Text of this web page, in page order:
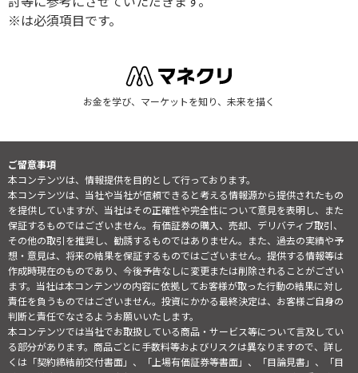
※は必須項目です。
お金を学び、マーケットを知り、未来を描く
ご留意事項
本コンテンツは、情報提供を目的として行っております。
本コンテンツは、当社や当社が信頼できると考える情報源から提供されたもの
を提供していますが、当社はその正確性や完全性について意見を表明し、また
保証するものではございません。有価証券の購入、売却、デリバティブ取引、
その他の取引を推奨し、勧誘するものではありません。また、過去の実績や予
想・意見は、将来の結果を保証するものではございません。提供する情報等は
作成時現在のものであり、今後予告なしに変更または削除されることがござい
ます。当社は本コンテンツの内容に依拠してお客様が取った行動の結果に対し
責任を負うものではございません。投資にかかる最終決定は、お客様ご自身の
判断と責任でなさるようお願いいたします。
本コンテンツでは当社でお取扱している商品・サービス等について言及してい
る部分があります。商品ごとに手数料等およびリスクは異なりますので、詳し
くは「契約締結前交付書面」、「上場有価証券等書面」、「目論見書」、「目